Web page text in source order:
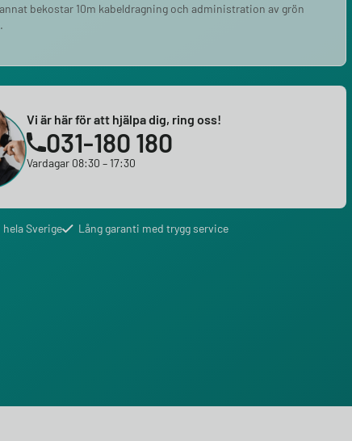
bekostar 10m kabeldragning och administration av grön
Vi är här för att hjälpa dig, ring oss!
031-180 180
Vardagar 08:30 – 17:30
Sverige Lång garanti med trygg service